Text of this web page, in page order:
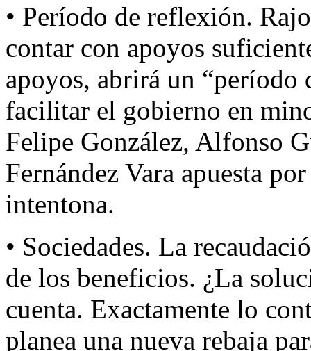
• Período de reflexión.
contar con apoyos
apoyos, abrirá un “período
facilitar el gobierno en
Felipe González, Alfonso
Fernández Vara apuesta
intentona.
• Sociedades. La
de los beneficios. ¿La
cuenta. Exactamente lo
planea una nueva rebaja